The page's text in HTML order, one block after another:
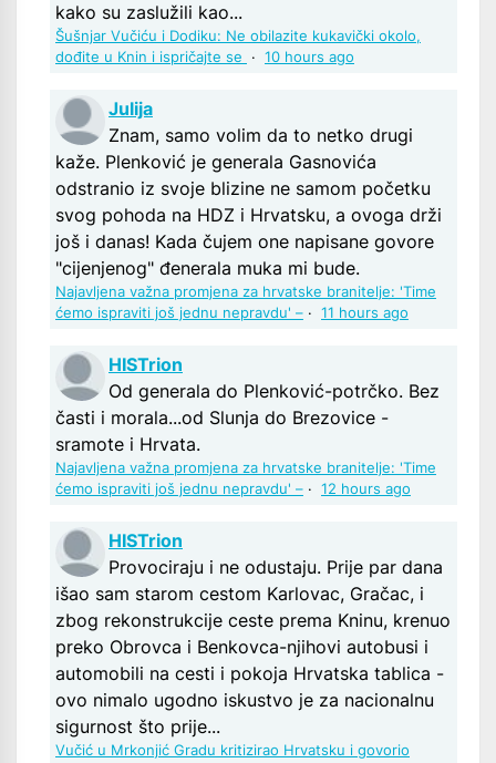
kako su zaslužili kao...
Šušnjar Vučiću i Dodiku: Ne obilazite kukavički okolo,
dođite u Knin i ispričajte se
· 10 hours ago
Julija
Znam, samo volim da to netko drugi
kaže. Plenković je generala Gasnovića
odstranio iz svoje blizine ne samom početku
svog pohoda na HDZ i Hrvatsku, a ovoga drži
još i danas! Kada čujem one napisane govore
"cijenjenog" đenerala muka mi bude.
Najavljena važna promjena za hrvatske branitelje: 'Time
ćemo ispraviti još jednu nepravdu' – · 11 hours ago
HISTrion
Od generala do Plenković-potrčko. Bez
časti i morala...od Slunja do Brezovice -
sramote i Hrvata.
Najavljena važna promjena za hrvatske branitelje: 'Time
ćemo ispraviti još jednu nepravdu' – · 12 hours ago
HISTrion
Provociraju i ne odustaju. Prije par dana
išao sam starom cestom Karlovac, Gračac, i
zbog rekonstrukcije ceste prema Kninu, krenuo
preko Obrovca i Benkovca-njihovi autobusi i
automobili na cesti i pokoja Hrvatska tablica -
ovo nimalo ugodno iskustvo je za nacionalnu
sigurnost što prije...
Vučić u Mrkonjić Gradu kritizirao Hrvatsku i govorio